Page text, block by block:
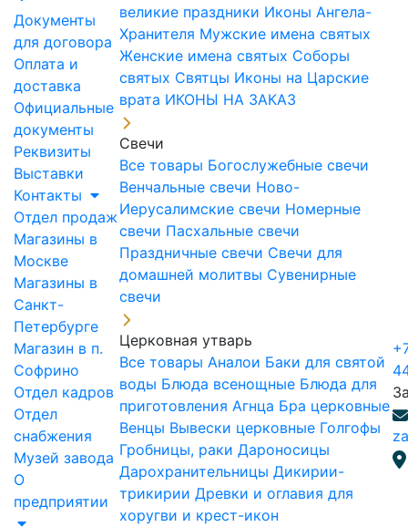
Документы
для договора
Оплата и
доставка
Официальные
документы
Реквизиты
Выставки
Контакты
Отдел продаж
Магазины в
Москве
Магазины в
Санкт-
Петербурге
Магазин в п.
Софрино
Отдел кадров
Отдел
снабжения
Музей завода
О
предприятии
великие праздники Иконы Ангела-
Хранителя Мужские имена святых
Женские имена святых Соборы
святых Святцы Иконы на Царские
врата ИКОНЫ НА ЗАКАЗ
Свечи
Все товары Богослужебные свечи
Венчальные свечи Ново-
Иерусалимские свечи Номерные
свечи Пасхальные свечи
Праздничные свечи Свечи для
домашней молитвы Сувенирные
свечи
Церковная утварь
Все товары Аналои Баки для святой
воды Блюда всенощные Блюда для
приготовления Агнца Бра церковные
Венцы Вывески церковные Голгофы
Гробницы, раки Дароносицы
Дарохранительницы Дикирии-
трикирии Древки и оглавия для
хоругви и крест-икон